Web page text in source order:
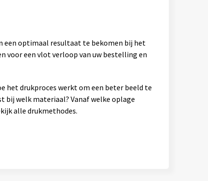
een optimaal resultaat te bekomen bij het
voor een vlot verloop van uw bestelling en
het drukproces werkt om een beter beeld te
bij welk materiaal? Vanaf welke oplage
alle drukmethodes.